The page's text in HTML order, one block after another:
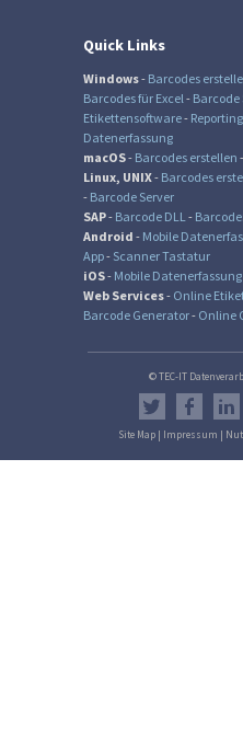
Quick Links
Windows- Barcodes
Barcodes für Excel- Barcode
Etikettensoftware- Reporting
Datenerfassung
macOS- Barcodes erstellen -
Linux, UNIX- Barcodes
- Barcode Server
SAP- Barcode DLL-
Android - Mobile
App- Scanner Tastatur
iOS- Mobile
Web Services- Online
Barcode Generator- Online
© TEC-IT
Site Map| Impressum |